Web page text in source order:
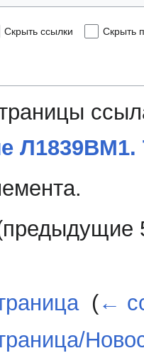
Скрыть ссылки Скрыть
Л1839ВМ1.
предыдущие
‎ (←